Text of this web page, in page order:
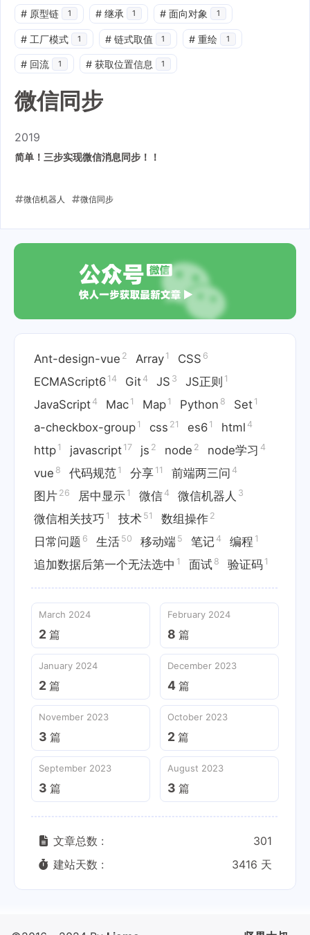
# 原型链 1 # 继承 1 # 面向对象 1
# 工厂模式 1 # 链式取值 1 # 重绘 1
# 回流 1 # 获取位置信息 1
微信同步
2019
简单！三步实现微信消息同步！！
微信机器人 微信同步
Ant-design-vue 2 Array 1 CSS 6
ECMAScript6 14 Git 4 JS 3 JS正则 1
JavaScript 4 Mac 1 Map 1 Python 8 Set 1
a-checkbox-group 1 css 21 es6 1 html 4
http 1 javascript 17 js 2 node 2 node学习 4
vue 8 代码规范 1 分享 11 前端两三问 4
图片 26 居中显示 1 微信 4 微信机器人 3
微信相关技巧 1 技术 51 数组操作 2
日常问题 6 生活 50 移动端 5 笔记 4 编程 1
追加数据后第一个无法选中 1 面试 8 验证码 1
March 2024
2 篇
February 2024
8 篇
January 2024
2 篇
December 2023
4 篇
November 2023
3 篇
October 2023
2 篇
September 2023
3 篇
August 2023
3 篇
文章总数 :
301
建站天数 :
3416 天